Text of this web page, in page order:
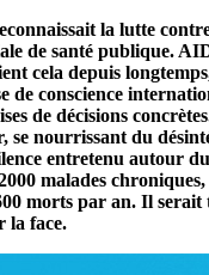
la lutte
de santé publique.
cela depuis
de conscience
de décisions
se nourrissant du
entretenu autour
malades chroniques,
morts par an. Il serait
la face.